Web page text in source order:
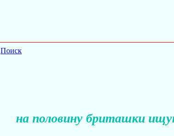
Поиск
на половину бриташки